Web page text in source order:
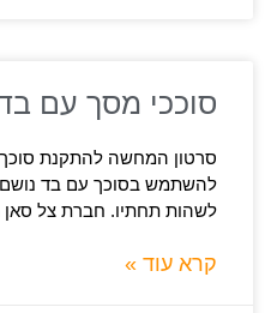
סוככי מסך עם
סרטון המחשה להתקנת
להשתמש בסוכך עם בד נושם
לשהות תחתיו. חברת צל
קרא עוד »